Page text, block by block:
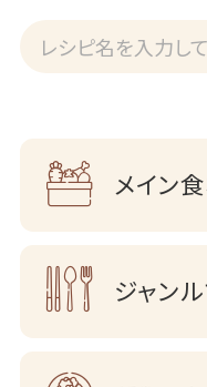
メイン
ジャン